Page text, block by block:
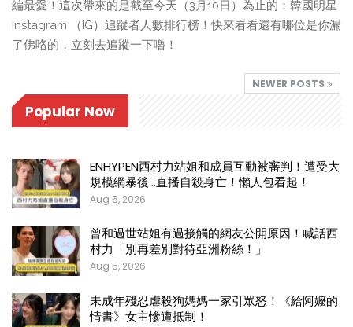
編最愛！這次帶來的是截至今天（3月10日）為止的：韓國明星
Instagram （IG）追蹤者人數排行榜！快來看看還有哪位是你漏
了佛咯的，立刻去追蹤一下嚕！
NEWER POSTS
Popular Now
ENHYPEN西村力站姐和成員互動被審判！遭受大
規模網暴後…直播自殺身亡！懶人包看起！
Aug 5, 2026
曾和過世站姐有過接觸的網友公開原因！喊話西
村力「別再差別對待亞洲粉絲！」
Aug 5, 2026
未成年殘忍虐殺狗媽媽一家引眾怒！《給阿嬤的
情書》女主慘遭抵制！